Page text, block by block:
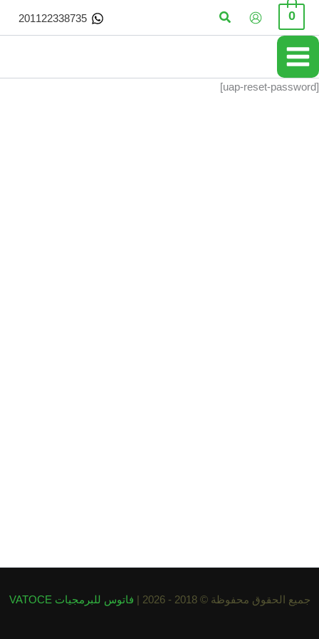
تخطي
المحتوى
0 البحث 201122338735
[uap-reset-password]
جميع الحقوق محفوظة © 2018 - 2026 | فاتوس للبرمجيات VATOCE